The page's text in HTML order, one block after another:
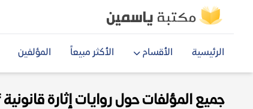
الرئيسية الأقسام الأكثر مبيعاً المؤلفين
جميع المؤلفات حول روايات إثارة قانونية pdf